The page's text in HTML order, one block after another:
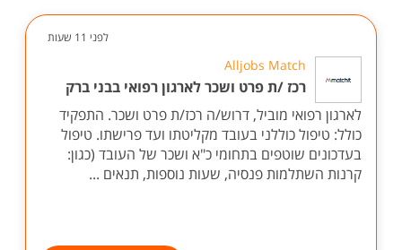
לפני 11 שעות
Alljobs Match
רכז /ת פרט ושכר לארגון רפואי בבני ברק
לארגון רפואי מוביל, דרוש/ה רכז/ת פרט ושכר. התפקיד
כולל: טיפול כוללני בעובד מקליטתו ועד פרישתו. טיפול
בעדכונים שוטפים בתחומי כ"א ושכר של העובד (כגון:
קרנות השתלמות פנסיה, שעות נוספות, תנאים ...